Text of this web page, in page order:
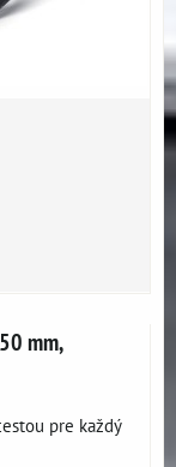
mm,
pre každý